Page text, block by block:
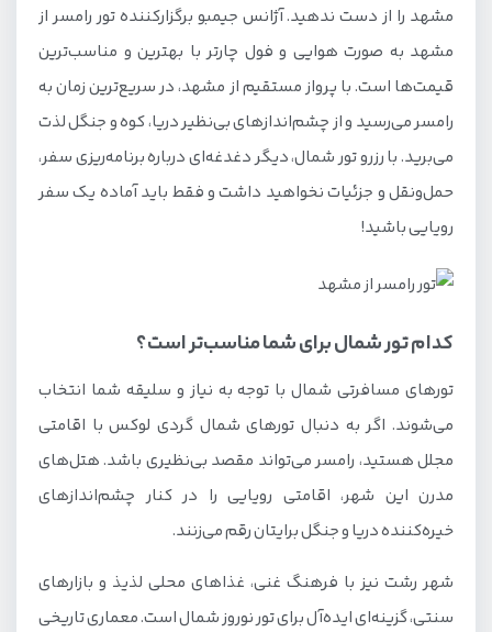
مشهد را از دست ندهید. آژانس جیمبو برگزارکننده تور رامسر از
مشهد به صورت هوایی و فول چارتر با بهترین و مناسب‌ترین
قیمت‌ها است. با پرواز مستقیم از مشهد، در سریع‌ترین زمان به
رامسر می‌رسید و از چشم‌اندازهای بی‌نظیر دریا، کوه و جنگل لذت
می‌برید. با رزرو تور شمال، دیگر دغدغه‌ای درباره برنامه‌ریزی سفر،
حمل‌ونقل و جزئیات نخواهید داشت و فقط باید آماده یک سفر
رویایی باشید!
کدام تور شمال برای شما مناسب‌تر است؟
تورهای مسافرتی شمال با توجه به نیاز و سلیقه شما انتخاب
می‌شوند. اگر به دنبال تورهای شمال گردی لوکس با اقامتی
مجلل هستید، رامسر می‌تواند مقصد بی‌نظیری باشد. هتل‌های
مدرن این شهر، اقامتی رویایی را در کنار چشم‌اندازهای
خیره‌کننده دریا و جنگل برایتان رقم می‌زنند.
شهر رشت نیز با فرهنگ غنی، غذاهای محلی لذیذ و بازارهای
سنتی، گزینه‌ای ایده‌آل برای تور نوروز شمال است. معماری تاریخی